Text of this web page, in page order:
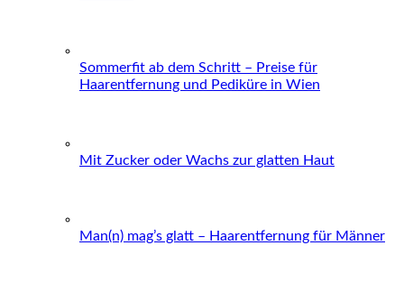
Sommerfit ab dem Schritt – Preise für
Haarentfernung und Pediküre in Wien
Mit Zucker oder Wachs zur glatten Haut
Man(n) mag’s glatt – Haarentfernung für Männer